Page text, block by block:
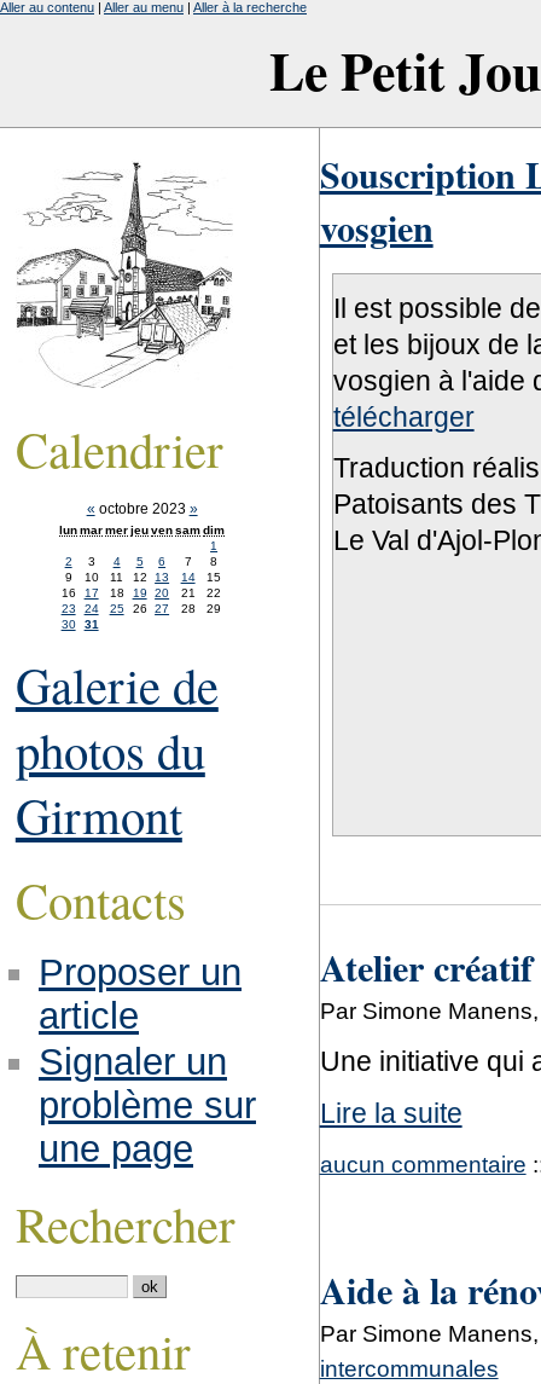
Le Petit
Aller au contenu | Aller au menu | Aller à la recherche
Souscription
vosgien
Il est possible
et les bijoux de
vosgien à l'aide
télécharger
Traduction
Patoisants des
Le Val d'Ajol-
Atelier créatif
Par Simone
Une initiative qui
Lire la suite
aucun commentaire
Aide à la
Par Simone
intercommunales
Calendrier
« octobre 2023 »
lunmarmerjeuvensamdim
1
2
3 4 5 6 7
8
9
10 11 12 13 14
15
16
17 18 19 20 21
22
23
24 25 26 27 28
29
30
31
Galerie de
photos du
Girmont
Contacts
Proposer un
article
Signaler un
problème sur
une page
Rechercher
À retenir